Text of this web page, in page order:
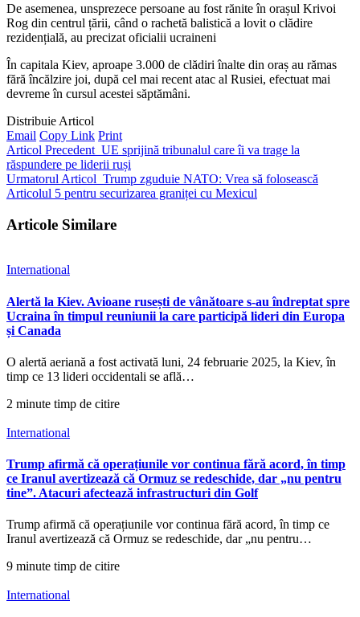
De asemenea, unsprezece persoane au fost rănite în orașul Krivoi
Rog din centrul țării, când o rachetă balistică a lovit o clădire
rezidențială, au precizat oficialii ucraineni
În capitala Kiev, aproape 3.000 de clădiri înalte din oraș au rămas
fără încălzire joi, după cel mai recent atac al Rusiei, efectuat mai
devreme în cursul acestei săptămâni.
Distribuie Articol
Email Copy Link Print
Articol Precedent UE sprijină tribunalul care îi va trage la
răspundere pe liderii ruși
Urmatorul Articol Trump zguduie NATO: Vrea să folosească
Articolul 5 pentru securizarea graniței cu Mexicul
Articole Similare
International
Alertă la Kiev. Avioane rusești de vânătoare s-au îndreptat spre
Ucraina în timpul reuniunii la care participă lideri din Europa
și Canada
O alertă aeriană a fost activată luni, 24 februarie 2025, la Kiev, în
timp ce 13 lideri occidentali se află…
2 minute timp de citire
International
Trump afirmă că operațiunile vor continua fără acord, în timp
ce Iranul avertizează că Ormuz se redeschide, dar „nu pentru
tine”. Atacuri afectează infrastructuri din Golf
Trump afirmă că operațiunile vor continua fără acord, în timp ce
Iranul avertizează că Ormuz se redeschide, dar „nu pentru…
9 minute timp de citire
International